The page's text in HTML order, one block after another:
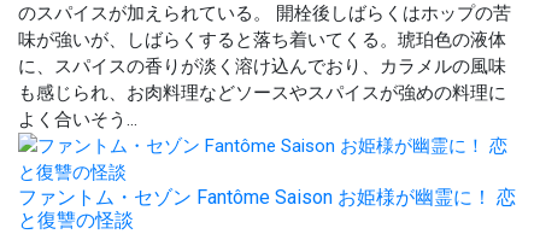
のスパイスが加えられている。 開栓後しばらくはホップの苦
味が強いが、しばらくすると落ち着いてくる。琥珀色の液体
に、スパイスの香りが淡く溶け込んでおり、カラメルの風味
も感じられ、お肉料理などソースやスパイスが強めの料理に
よく合いそう...
ファントム・セゾン Fantôme Saison お姫様が幽霊に！ 恋
と復讐の怪談